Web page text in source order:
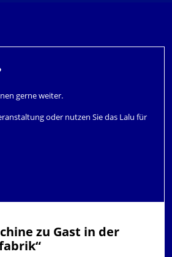
gerne weiter.
oder nutzen Sie das Lalu für
zu Gast in der